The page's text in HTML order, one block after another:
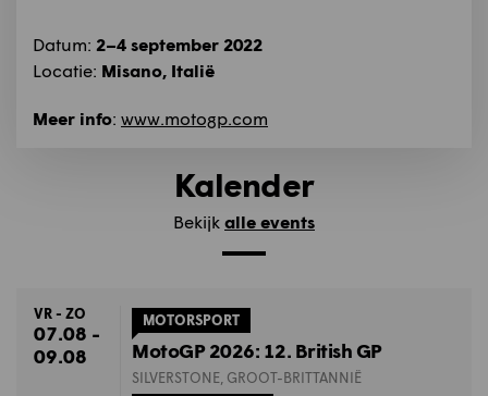
Datum: 2–4 september 2022
Locatie: Misano, Italië
Meer info: www.motogp.com
Kalender
Bekijk alle events
VR - ZO
07.08 -
09.08
MOTORSPORT
MotoGP 2026: 12. British GP
SILVERSTONE, GROOT-BRITTANNIË